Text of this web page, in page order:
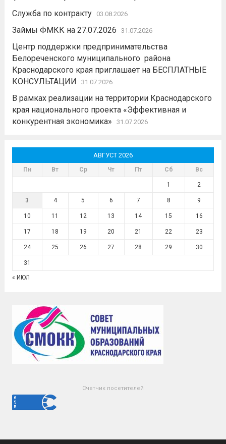
Служба по контракту 03.08.2026
Займы ФМКК на 27.07.2026 31.07.2026
Центр поддержки предпринимательства
Белореченского муниципального района
Краснодарского края приглашает на БЕСПЛАТНЫЕ
КОНСУЛЬТАЦИИ
31.07.2026
В рамках реализации на территории Краснодарского
края национального проекта «Эффективная и
конкурентная экономика»
31.07.2026
АВГУСТ 2026
Пн Вт Ср Чт Пт Сб Вс
1 2
3 4 5 6 7 8 9
10 11 12 13 14 15 16
17 18 19 20 21 22 23
24 25 26 27 28 29 30
31
« ИЮЛ
Счетчик посетителей